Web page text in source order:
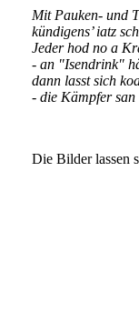
Mit Pauken- und
kündigens’ iatz
Jeder hod no a
- an "Isendrink"
dann lasst sich
- die Kämpfer
Die Bilder lassen